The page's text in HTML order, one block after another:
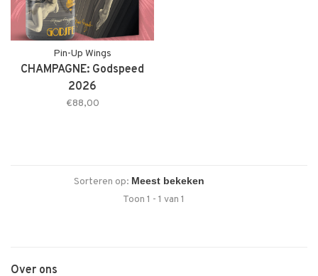
Pin-Up Wings
CHAMPAGNE: Godspeed
2026
€88,00
Sorteren op:
Toon 1 - 1 van 1
Over ons